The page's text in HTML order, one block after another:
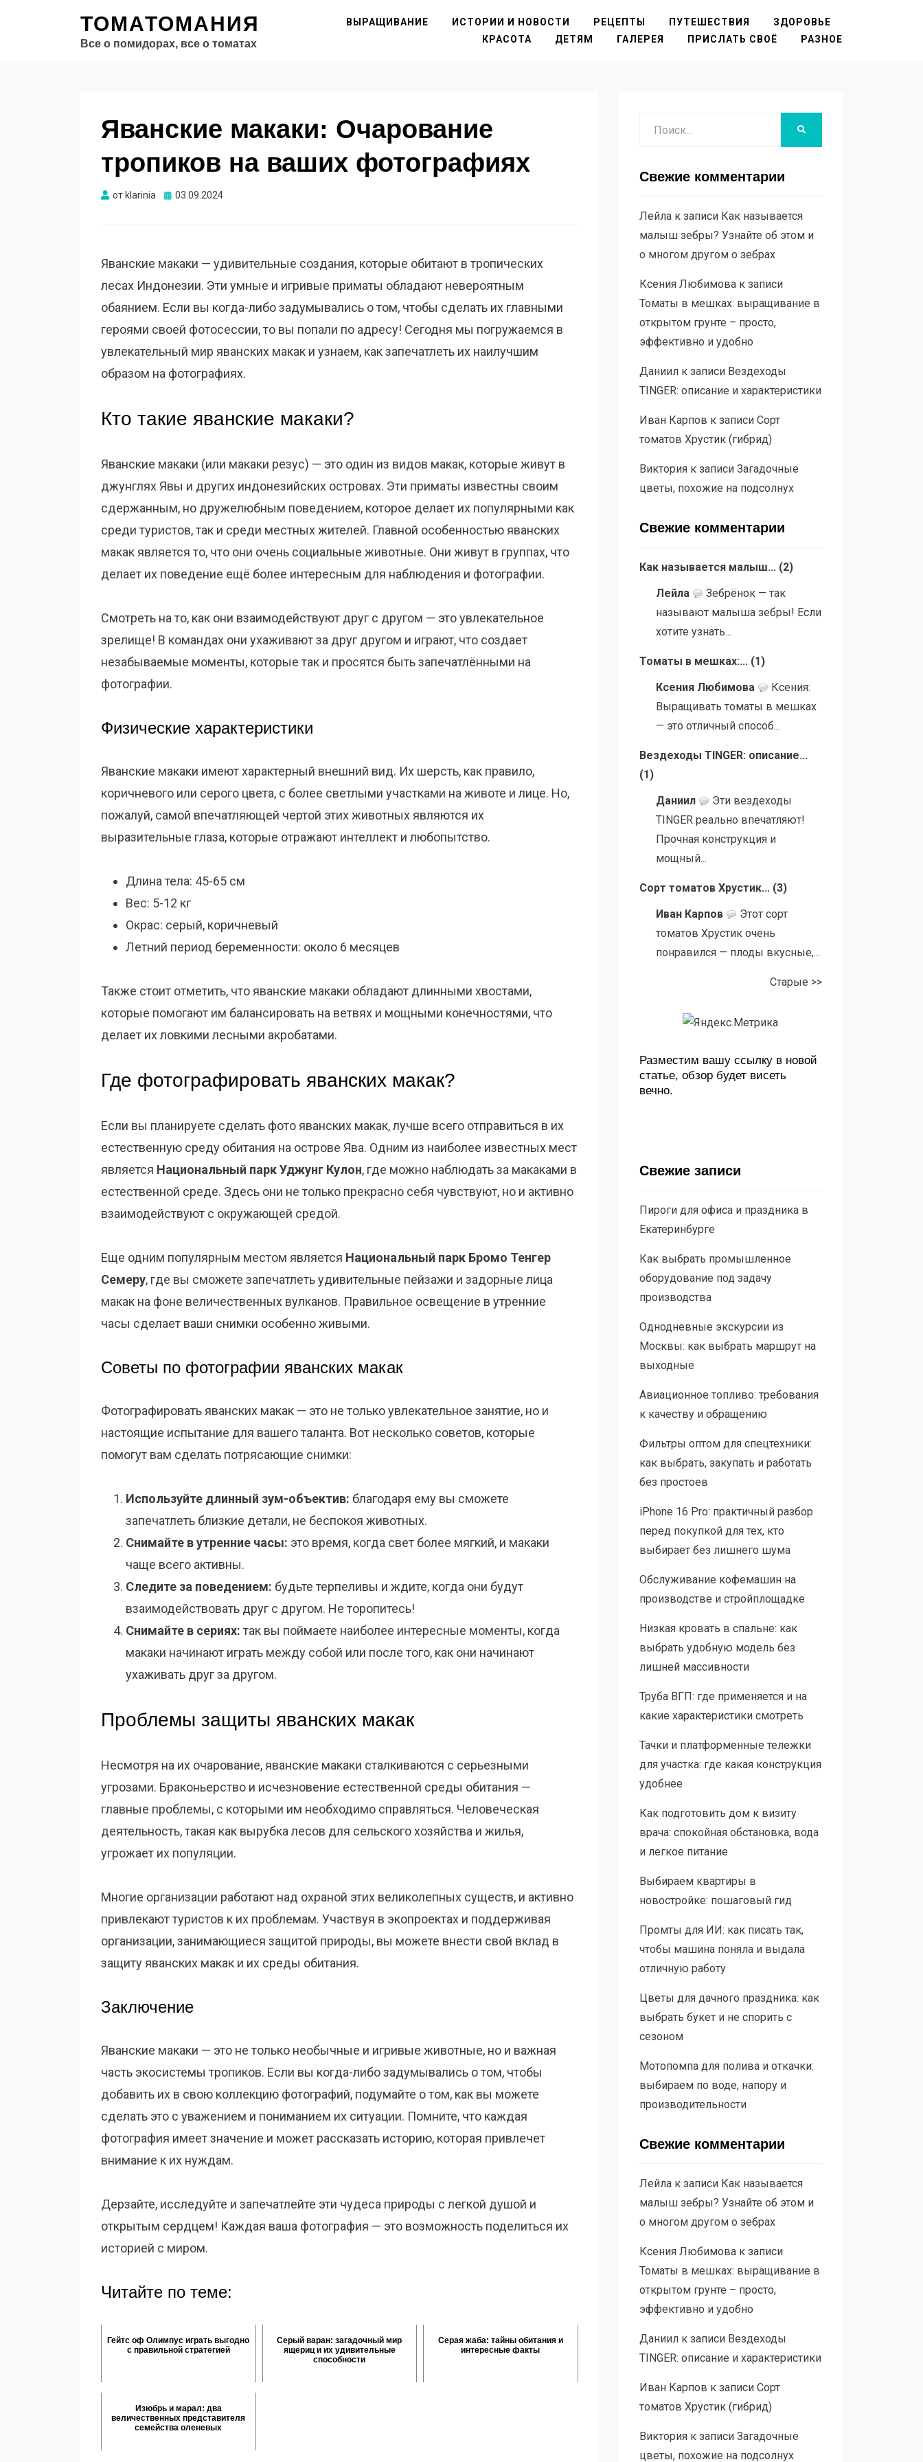
ТОМАТОМАНИЯ
Все о помидорах, все о томатах
ВЫРАЩИВАНИЕ ИСТОРИИ И НОВОСТИ РЕЦЕПТЫ ПУТЕШЕСТВИЯ
ЗДОРОВЬЕ
КРАСОТА
ДЕТЯМ ГАЛЕРЕЯ ПРИСЛАТЬ СВОЁ РАЗНОЕ
Яванские макаки: Очарование
тропиков на ваших фотографиях
от klarinia Опубликовано
03.09.2024
Яванские макаки — удивительные создания, которые обитают в тропических
лесах Индонезии. Эти умные и игривые приматы обладают невероятным
обаянием. Если вы когда-либо задумывались о том, чтобы сделать их главными
героями своей фотосессии, то вы попали по адресу! Сегодня мы погружаемся в
увлекательный мир яванских макак и узнаем, как запечатлеть их наилучшим
образом на фотографиях.
Кто такие яванские макаки?
Яванские макаки (или макаки резус) — это один из видов макак, которые живут в
джунглях Явы и других индонезийских островах. Эти приматы известны своим
сдержанным, но дружелюбным поведением, которое делает их популярными как
среди туристов, так и среди местных жителей. Главной особенностью яванских
макак является то, что они очень социальные животные. Они живут в группах, что
делает их поведение ещё более интересным для наблюдения и фотографии.
Смотреть на то, как они взаимодействуют друг с другом — это увлекательное
зрелище! В командах они ухаживают за друг другом и играют, что создает
незабываемые моменты, которые так и просятся быть запечатлёнными на
фотографии.
Физические характеристики
Яванские макаки имеют характерный внешний вид. Их шерсть, как правило,
коричневого или серого цвета, с более светлыми участками на животе и лице. Но,
пожалуй, самой впечатляющей чертой этих животных являются их
выразительные глаза, которые отражают интеллект и любопытство.
Длина тела: 45-65 см
Вес: 5-12 кг
Окрас: серый, коричневый
Летний период беременности: около 6 месяцев
Также стоит отметить, что яванские макаки обладают длинными хвостами,
которые помогают им балансировать на ветвях и мощными конечностями, что
делает их ловкими лесными акробатами.
Где фотографировать яванских макак?
Если вы планируете сделать фото яванских макак, лучше всего отправиться в их
естественную среду обитания на острове Ява. Одним из наиболее известных мест
является Национальный парк Уджунг Кулон, где можно наблюдать за макаками в
естественной среде. Здесь они не только прекрасно себя чувствуют, но и активно
взаимодействуют с окружающей средой.
Еще одним популярным местом является Национальный парк Бромо Тенгер
Семеру, где вы сможете запечатлеть удивительные пейзажи и задорные лица
макак на фоне величественных вулканов. Правильное освещение в утренние
часы сделает ваши снимки особенно живыми.
Советы по фотографии яванских макак
Фотографировать яванских макак — это не только увлекательное занятие, но и
настоящие испытание для вашего таланта. Вот несколько советов, которые
помогут вам сделать потрясающие снимки:
Используйте длинный зум-объектив: благодаря ему вы сможете
запечатлеть близкие детали, не беспокоя животных.
Снимайте в утренние часы: это время, когда свет более мягкий, и макаки
чаще всего активны.
Следите за поведением: будьте терпеливы и ждите, когда они будут
взаимодействовать друг с другом. Не торопитесь!
Снимайте в сериях:так вы поймаете наиболее интересные моменты, когда
макаки начинают играть между собой или после того, как они начинают
ухаживать друг за другом.
Проблемы защиты яванских макак
Несмотря на их очарование, яванские макаки сталкиваются с серьезными
угрозами. Браконьерство и исчезновение естественной среды обитания —
главные проблемы, с которыми им необходимо справляться. Человеческая
деятельность, такая как вырубка лесов для сельского хозяйства и жилья,
угрожает их популяции.
Многие организации работают над охраной этих великолепных существ, и активно
привлекают туристов к их проблемам. Участвуя в экопроектах и поддерживая
организации, занимающиеся защитой природы, вы можете внести свой вклад в
защиту яванских макак и их среды обитания.
Заключение
Яванские макаки — это не только необычные и игривые животные, но и важная
часть экосистемы тропиков. Если вы когда-либо задумывались о том, чтобы
добавить их в свою коллекцию фотографий, подумайте о том, как вы можете
сделать это с уважением и пониманием их ситуации. Помните, что каждая
фотография имеет значение и может рассказать историю, которая привлечет
внимание к их нуждам.
Дерзайте, исследуйте и запечатлейте эти чудеса природы с легкой душой и
открытым сердцем! Каждая ваша фотография — это возможность поделиться их
историей с миром.
Читайте по теме:
Гейтс оф Олимпус играть выгодно
с правильной стратегией
Серый варан: загадочный мир
ящериц и их удивительные
способности
Серая жаба: тайны обитания и
интересные факты
Изюбрь и марал: два
величественных представителя
семейства оленевых
Свежие комментарии
Лейлак записи Как называется
малыш зебры? Узнайте об этом и
о многом другом о зебрах
Ксения Любимовак записи
Томаты в мешках: выращивание в
открытом грунте – просто,
эффективно и удобно
Даниилк записи Вездеходы
TINGER: описание и характеристики
Иван Карпов к записи Сорт
томатов Хрустик (гибрид)
Викторияк записи Загадочные
цветы, похожие на подсолнух
Свежие комментарии
Как называется малыш... (2)
Лейла
Зебрёнок — так
называют малыша зебры! Если
хотите узнать...
Томаты в мешках:... (1)
Ксения Любимова
Ксения:
Выращивать томаты в мешках
— это отличный способ...
Вездеходы TINGER: описание...
(1)
Даниил
Эти вездеходы
TINGER реально впечатляют!
Прочная конструкция и
мощный...
Сорт томатов Хрустик... (3)
Иван Карпов
Этот сорт
томатов Хрустик очень
понравился — плоды вкусные,...
Старые >>
Разместим вашу ссылку в новой
статье, обзор будет висеть
вечно.
Свежие записи
Пироги для офиса и праздника в
Екатеринбурге
Как выбрать промышленное
оборудование под задачу
производства
Однодневные экскурсии из
Москвы: как выбрать маршрут на
выходные
Авиационное топливо: требования
к качеству и обращению
Фильтры оптом для спецтехники:
как выбрать, закупать и работать
без простоев
iPhone 16 Pro: практичный разбор
перед покупкой для тех, кто
выбирает без лишнего шума
Обслуживание кофемашин на
производстве и стройплощадке
Низкая кровать в спальне: как
выбрать удобную модель без
лишней массивности
Труба ВГП: где применяется и на
какие характеристики смотреть
Тачки и платформенные тележки
для участка: где какая конструкция
удобнее
Как подготовить дом к визиту
врача: спокойная обстановка, вода
и легкое питание
Выбираем квартиры в
новостройке: пошаговый гид
Промты для ИИ: как писать так,
чтобы машина поняла и выдала
отличную работу
Цветы для дачного праздника: как
выбрать букет и не спорить с
сезоном
Мотопомпа для полива и откачки:
выбираем по воде, напору и
производительности
Свежие комментарии
Лейлак записи Как называется
малыш зебры? Узнайте об этом и
о многом другом о зебрах
Ксения Любимовак записи
Томаты в мешках: выращивание в
открытом грунте – просто,
эффективно и удобно
Даниилк записи Вездеходы
TINGER: описание и характеристики
Иван Карпов к записи Сорт
томатов Хрустик (гибрид)
Викторияк записи Загадочные
цветы, похожие на подсолнух